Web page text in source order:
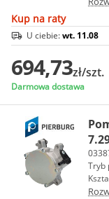
Kup na raty
U ciebie:wt. 11.08
694,73zł/szt.
Darmowa dostawa
Tryb